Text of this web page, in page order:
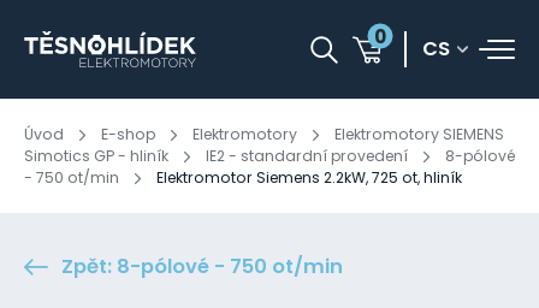
0 CS
Úvod E-shop Elektromotory
Elektromotory SIEMENS
Simotics GP - hliník
IE2 - standardní provedení
8-pólové
- 750 ot/min
Elektromotor Siemens 2.2kW, 725 ot, hliník
Zpět: 8-pólové - 750 ot/min